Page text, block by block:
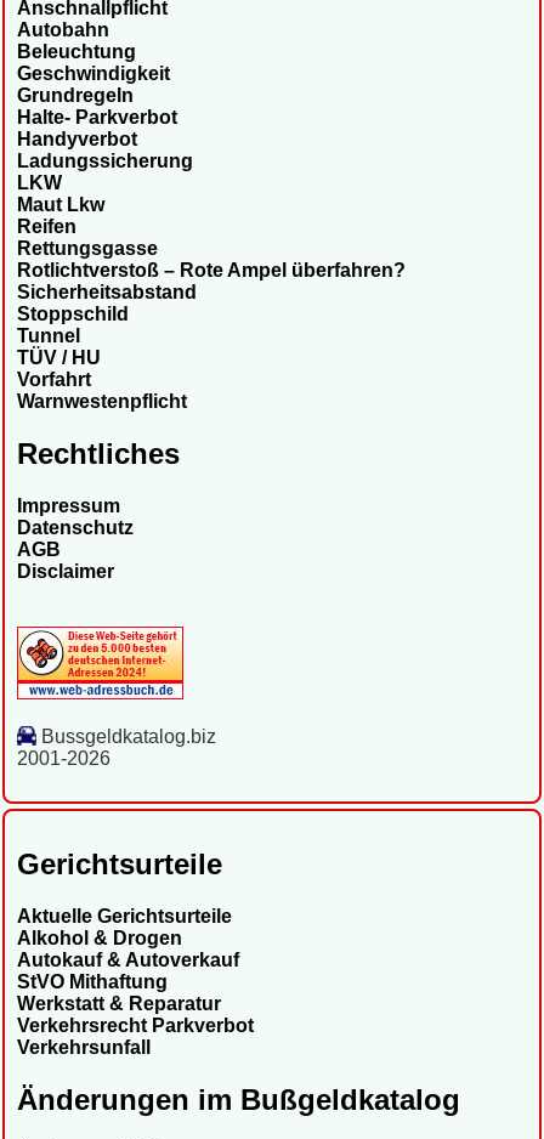
Anschnallpflicht
Autobahn
Beleuchtung
Geschwindigkeit
Grundregeln
Halte- Parkverbot
Handyverbot
Ladungssicherung
LKW
Maut Lkw
Reifen
Rettungsgasse
Rotlichtverstoß – Rote Ampel überfahren?
Sicherheitsabstand
Stoppschild
Tunnel
TÜV / HU
Vorfahrt
Warnwestenpflicht
Rechtliches
Impressum
Datenschutz
AGB
Disclaimer
Bussgeldkatalog.biz
2001-2026
Gerichtsurteile
Aktuelle Gerichtsurteile
Alkohol & Drogen
Autokauf & Autoverkauf
StVO Mithaftung
Werkstatt & Reparatur
Verkehrsrecht Parkverbot
Verkehrsunfall
Änderungen im Bußgeldkatalog